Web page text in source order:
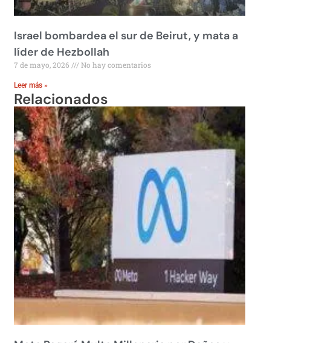
Israel bombardea el sur de Beirut, y mata a
líder de Hezbollah
7 de mayo, 2026 No hay comentarios
Leer más »
Relacionados